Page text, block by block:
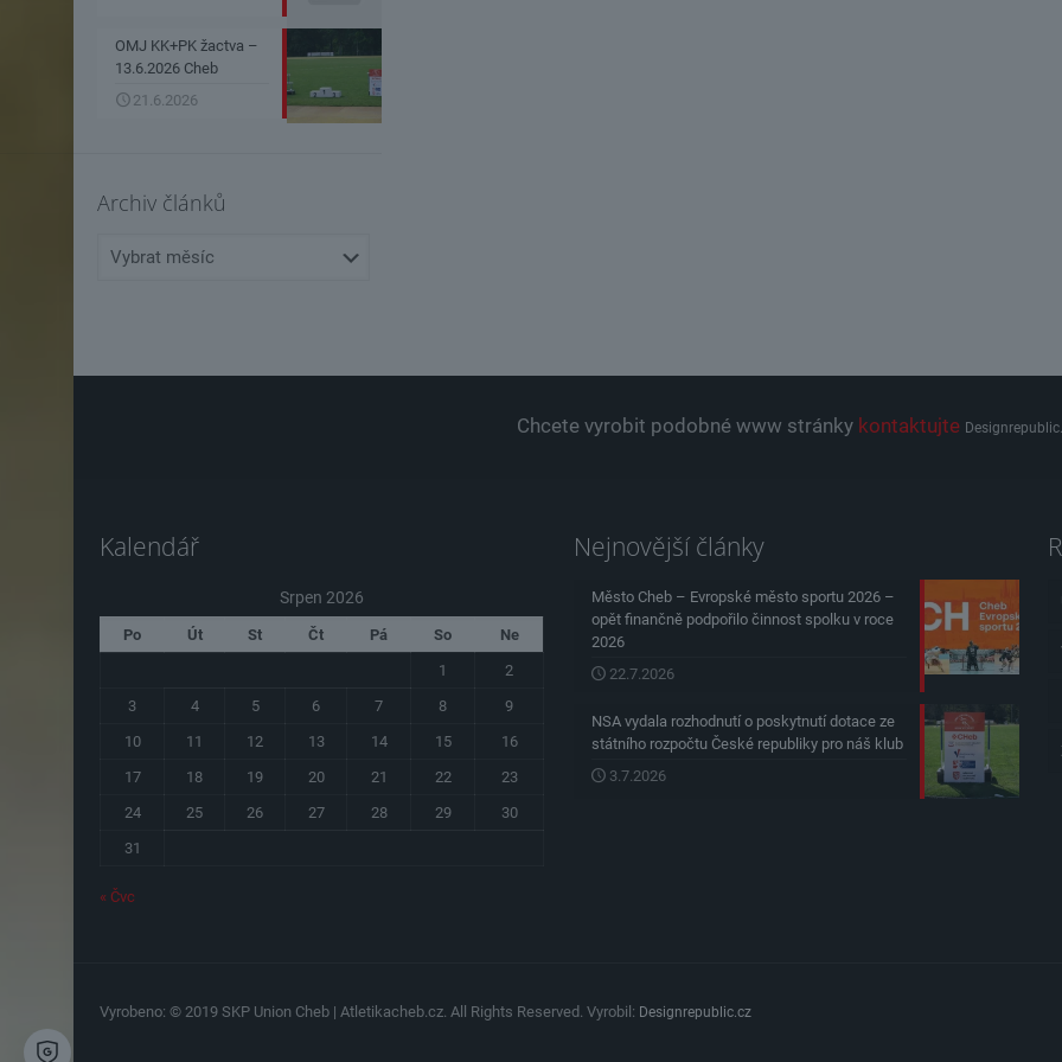
OMJ KK+PK žactva –
13.6.2026 Cheb
21.6.2026
Archiv článků
článků
Chcete vyrobit podobné www stránky kontaktujte
Kalendář
Srpen 2026
Po Út St Čt Pá So
Ne
1
2
3
4 5 6 7 8
9
10
11 12 13 14 15
16
17
18 19 20 21 22
23
24
25 26 27 28 29
30
31
« Čvc
Nejnovější články
Město Cheb – Evropské město sportu 2026 –
opět finančně podpořilo činnost spolku v roce
2026
22.7.2026
NSA vydala rozhodnutí o poskytnutí dotace ze
státního rozpočtu České republiky pro náš klub
3.7.2026
Vyrobeno: © 2019 SKP Union Cheb | Atletikacheb.cz. All Rights Reserved. Vyrobil: Designrepublic.cz